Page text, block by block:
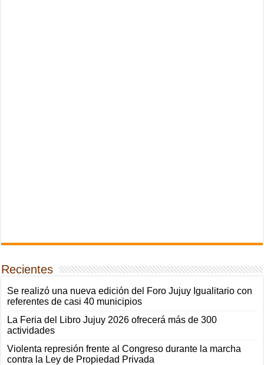
Recientes
Se realizó una nueva edición del Foro Jujuy Igualitario con
referentes de casi 40 municipios
La Feria del Libro Jujuy 2026 ofrecerá más de 300
actividades
Violenta represión frente al Congreso durante la marcha
contra la Ley de Propiedad Privada